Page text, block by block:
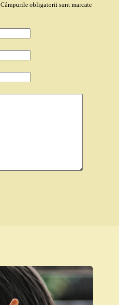
Câmpurile obligatorii sunt marcate